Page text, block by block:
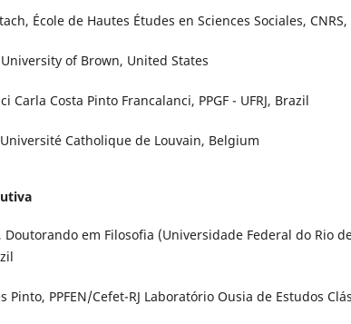
École de Hautes Études en Sciences Sociales, CNRS,
of Brown, United States
Carla Costa Pinto Francalanci, PPGF - UFRJ, Brazil
Catholique de Louvain, Belgium
Doutorando em Filosofia (Universidade Federal do Rio
Pinto, PPFEN/Cefet-RJ Laboratório Ousia de Estudos